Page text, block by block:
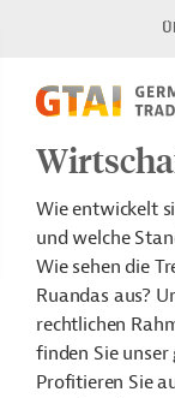
Wie entwickelt
und welche
Wie sehen die
Ruandas aus?
rechtlichen
finden Sie unser
Profitieren Sie